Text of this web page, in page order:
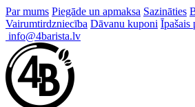
Par mums Piegāde un apmaksa Sazināties
Vairumtirdzniecība Dāvanu kuponi Īpašais
info@4barista.lv